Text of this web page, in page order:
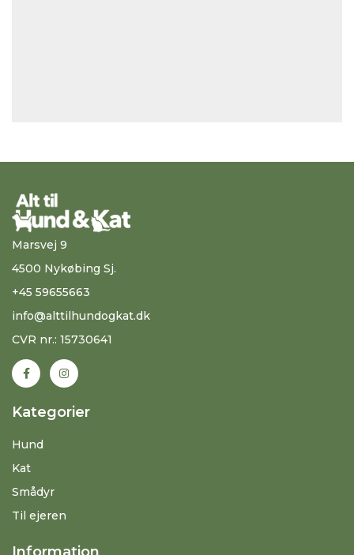
Marsvej 9
4500 Nykøbing Sj.
+45 59655663
info@alttilhundogkat.dk
CVR nr.: 15730641
Kategorier
Hund
Kat
Smådyr
Til ejeren